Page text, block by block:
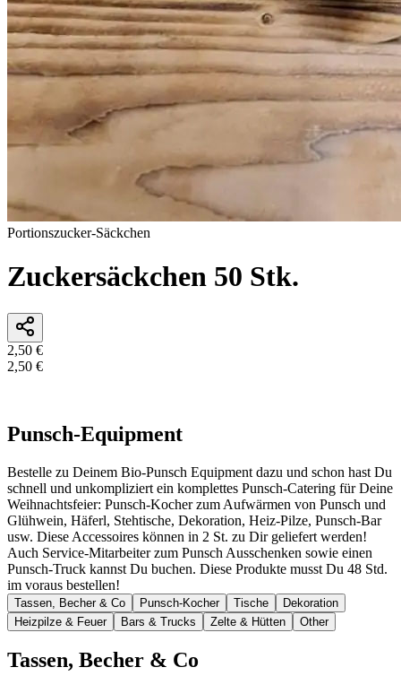
Portionszucker-Säckchen
Zuckersäckchen 50 Stk.
2,50 €
2,50 €
Punsch-Equipment
Bestelle zu Deinem Bio-Punsch Equipment dazu und schon hast Du
schnell und unkompliziert ein komplettes Punsch-Catering für Deine
Weihnachtsfeier: Punsch-Kocher zum Aufwärmen von Punsch und
Glühwein, Häferl, Stehtische, Dekoration, Heiz-Pilze, Punsch-Bar
usw. Diese Accessoires können in 2 St. zu Dir geliefert werden!
Auch Service-Mitarbeiter zum Punsch Ausschenken sowie einen
Punsch-Truck kannst Du buchen. Diese Produkte musst Du 48 Std.
im voraus bestellen!
Tassen, Becher & Co Punsch-Kocher Tische
Dekoration
Heizpilze & Feuer
Bars & Trucks Zelte & Hütten Other
Tassen, Becher & Co